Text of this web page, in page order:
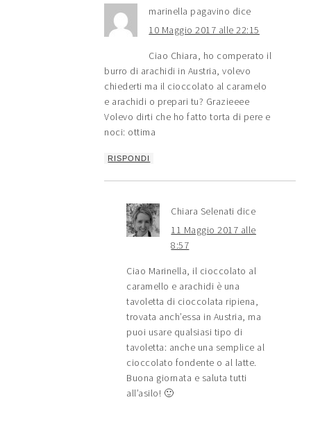
marinella pagavino dice
10 Maggio 2017 alle 22:15
Ciao Chiara, ho comperato il
burro di arachidi in Austria, volevo
chiederti ma il cioccolato al caramelo
e arachidi o prepari tu? Grazieeee
Volevo dirti che ho fatto torta di pere e
noci: ottima
RISPONDI
Chiara Selenati dice
11 Maggio 2017 alle
8:57
Ciao Marinella, il cioccolato al
caramello e arachidi è una
tavoletta di cioccolata ripiena,
trovata anch’essa in Austria, ma
puoi usare qualsiasi tipo di
tavoletta: anche una semplice al
cioccolato fondente o al latte.
Buona giornata e saluta tutti
all’asilo! 🙂